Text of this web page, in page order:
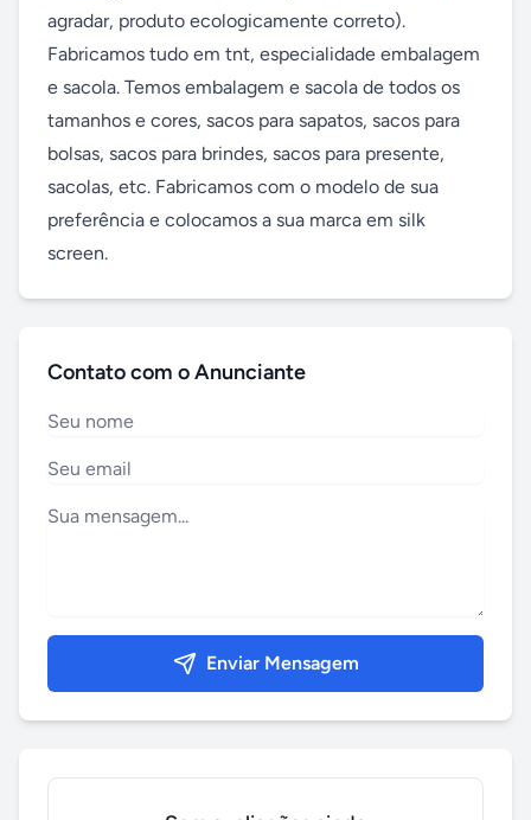
agradar, produto ecologicamente correto).
Fabricamos tudo em tnt, especialidade embalagem
e sacola. Temos embalagem e sacola de todos os
tamanhos e cores, sacos para sapatos, sacos para
bolsas, sacos para brindes, sacos para presente,
sacolas, etc. Fabricamos com o modelo de sua
preferência e colocamos a sua marca em silk
screen.
Contato com o Anunciante
Enviar Mensagem